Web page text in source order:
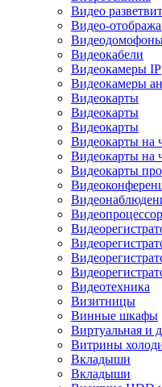
Видео
Видео-
Видеокабели
Видеокамеры IP
Видеокамеры
Видеокарты
Видеокарты
Видеокарты
Видеокарты на
Видеокарты на
Видеокарты
Видеотехника
Визитницы
Винные шкафы
Виртуальная и
Витрины
Вкладыши
Вкладыши